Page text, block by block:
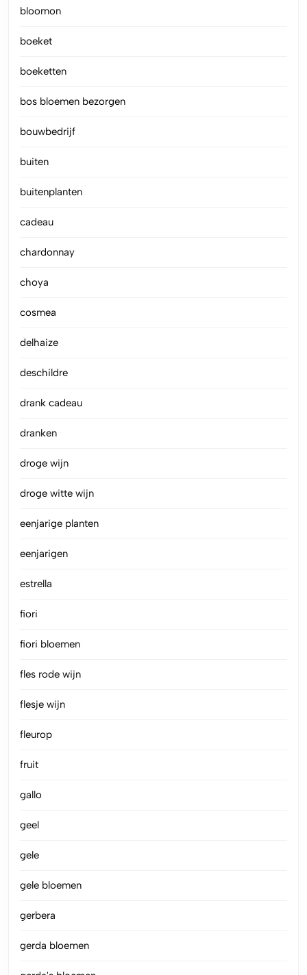
bloomon
boeket
boeketten
bos bloemen bezorgen
bouwbedrijf
buiten
buitenplanten
cadeau
chardonnay
choya
cosmea
delhaize
deschildre
drank cadeau
dranken
droge wijn
droge witte wijn
eenjarige planten
eenjarigen
estrella
fiori
fiori bloemen
fles rode wijn
flesje wijn
fleurop
fruit
gallo
geel
gele
gele bloemen
gerbera
gerda bloemen